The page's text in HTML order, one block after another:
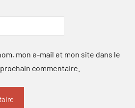
mon e-mail et mon site dans le
commentaire.